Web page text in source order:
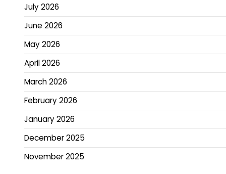
July 2026
June 2026
May 2026
April 2026
March 2026
February 2026
January 2026
December 2025
November 2025